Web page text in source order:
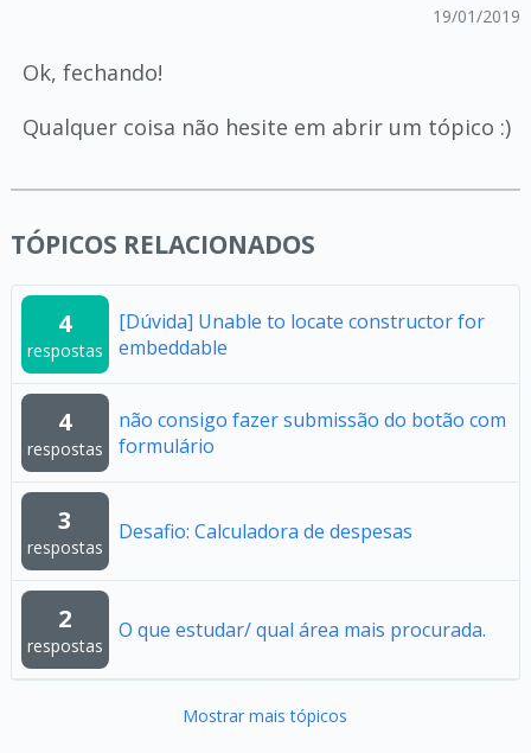
19/01/2019
Ok, fechando!
Qualquer coisa não hesite em abrir um tópico :)
TÓPICOS RELACIONADOS
4
respostas
[Dúvida] Unable to locate constructor for
embeddable
4
respostas
não consigo fazer submissão do botão com
formulário
3
respostas
Desafio: Calculadora de despesas
2
respostas
O que estudar/ qual área mais procurada.
Mostrar mais tópicos